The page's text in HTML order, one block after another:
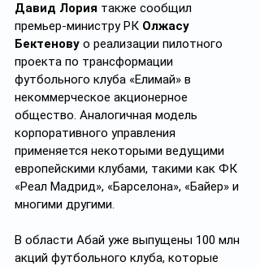
Давид Лория также сообщил
премьер-министру РК Олжасу
Бектенову о реализации пилотного
проекта по трансформации
футбольного клуба «Елимай» в
некоммерческое акционерное
общество. Аналогичная модель
корпоративного управления
применяется некоторыми ведущими
европейскими клубами, такими как ФК
«Реал Мадрид», «Барселона», «Байер» и
многими другими.
В области Абай уже выпущены 100 млн
акций футбольного клуба, которые